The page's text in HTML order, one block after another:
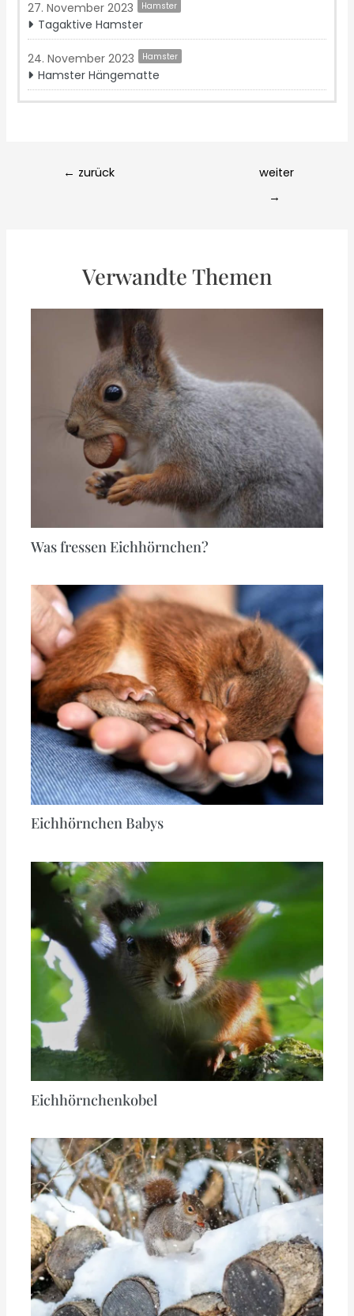
27. November 2023 Hamster
Tagaktive Hamster
24. November 2023 Hamster
Hamster Hängematte
← zurück
weiter
→
Verwandte Themen
Was fressen Eichhörnchen?
Eichhörnchen Babys
Eichhörnchenkobel